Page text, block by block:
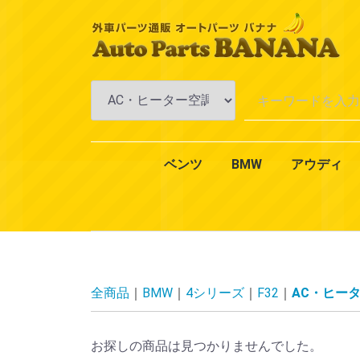
ベンツ
エン
エン
冷却
AC・
ミッ
アク
オイ
エク
イン
BMW アウディ
全商品 BMW 4シリーズ F32 AC・ヒー
お探しの商品は見つかりませんでした。